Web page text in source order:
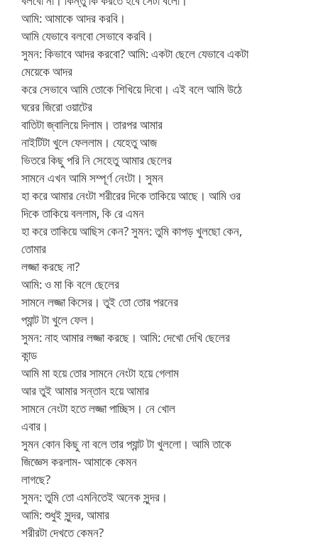
আমি: আমাকে আদর করবি।
আমি যেভাবে বলবো সেভাবে করবি।
সুমন: কিভাবে আদর করবো? আমি: একটা ছেলে যেভাবে একটা
মেয়েকে আদর
করে সেভাবে আমি তোকে শিখিয়ে দিবো। এই বলে আমি উঠে
ঘরের জিরো ওয়াটের
বাতিটা জ্বালিয়ে দিলাম। তারপর আমার
নাইটিটা খুলে ফেললাম। যেহেতু আজ
ভিতরে কিছু পরি নি সেহেতু আমার ছেলের
সামনে এখন আমি সম্পূর্ণ নেংটা। সুমন
হা করে আমার নেংটা শরীরের দিকে তাকিয়ে আছে। আমি ওর
দিকে তাকিয়ে বললাম, কি রে এমন
হা করে তাকিয়ে আছিস কেন? সুমন: তুমি কাপড় খুলছো কেন,
তোমার
লজ্জা করছে না?
আমি: ও মা কি বলে ছেলের
সামনে লজ্জা কিসের। তুই তো তোর পরনের
প্যান্ট টা খুলে ফেল।
সুমন: নাহ আমার লজ্জা করছে। আমি: দেখো দেখি ছেলের
কান্ড
আমি মা হয়ে তোর সামনে নেংটা হয়ে গেলাম
আর তুই আমার সন্তান হয়ে আমার
সামনে নেংটা হতে লজ্জা পাচ্ছিস। নে খোল
এবার।
সুমন কোন কিছু না বলে তার প্যান্ট টা খুললো। আমি তাকে
জিজ্ঞেস করলাম- আমাকে কেমন
লাগছে?
সুমন: তুমি তো এমনিতেই অনেক সুন্দর।
আমি: শুধুই সুন্দর, আমার
শরীরটা দেখতে কেমন?